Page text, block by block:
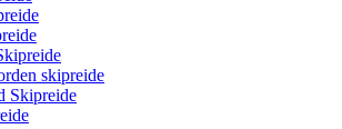
skipreide
Skipreide